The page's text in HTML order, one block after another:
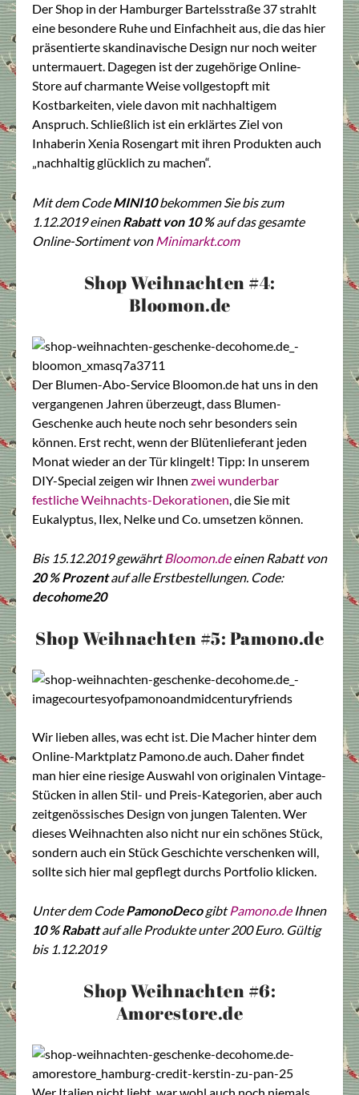
Der Shop in der Hamburger Bartelsstraße 37 strahlt
eine besondere Ruhe und Einfachheit aus, die das hier
präsentierte skandinavische Design nur noch weiter
untermauert. Dagegen ist der zugehörige Online-
Store auf charmante Weise vollgestopft mit
Kostbarkeiten, viele davon mit nachhaltigem
Anspruch. Schließlich ist ein erklärtes Ziel von
Inhaberin Xenia Rosengart mit ihren Produkten auch
„nachhaltig glücklich zu machen“.
Mit dem CodeMINI10bekommen Sie bis zum
1.12.2019 einenRabatt von 10 %auf das gesamte
Online-Sortiment vonMinimarkt.com
Shop Weihnachten #4:
Bloomon.de
Der Blumen-Abo-Service Bloomon.de hat uns in den
vergangenen Jahren überzeugt, dass Blumen-
Geschenke auch heute noch sehr besonders sein
können. Erst recht, wenn der Blütenlieferant jeden
Monat wieder an der Tür klingelt! Tipp: In unserem
DIY-Special zeigen wir Ihnen zwei wunderbar
festliche Weihnachts-Dekorationen , die Sie mit
Eukalyptus, Ilex, Nelke und Co. umsetzen können.
Bis 15.12.2019 gewährtBloomon.deeinen Rabatt von
20 % Prozentauf alle Erstbestellungen. Code:
decohome20
Shop Weihnachten #5: Pamono.de
Wir lieben alles, was echt ist. Die Macher hinter dem
Online-Marktplatz Pamono.deauch. Daher findet
man hier eine riesige Auswahl von originalen Vintage-
Stücken in allen Stil- und Preis-Kategorien, aber auch
zeitgenössisches Design von jungen Talenten. Wer
dieses Weihnachten also nicht nur ein schönes Stück,
sondern auch ein Stück Geschichte verschenken will,
sollte sich hier mal gepflegt durchs Portfolio klicken.
Unter dem CodePamonoDecogibtPamono.deIhnen
10 % Rabattauf alle Produkte unter 200 Euro. Gültig
bis 1.12.2019
Shop Weihnachten #6:
Amorestore.de